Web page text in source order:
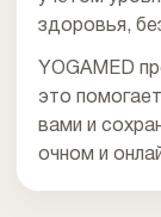
здоровья,
YOGAMED
это
вами и
очном и